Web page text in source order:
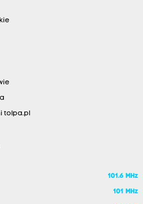
tolpa.pl
101.6 MHz
101 MHz